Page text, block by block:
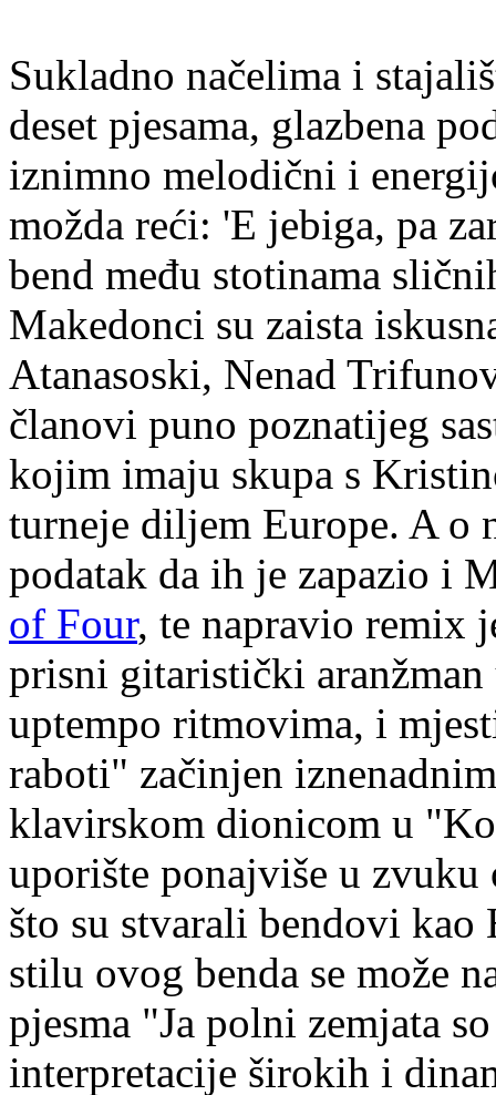
Sukladno načelima i
deset pjesama, glazbena
iznimno melodični i
možda reći: 'E jebiga, pa
bend među stotinama
Makedonci su zaista
Atanasoski, Nenad
članovi puno poznatijeg
kojim imaju skupa s
turneje diljem Europe. A
podatak da ih je zapazio i
of Four, te napravio remix
prisni gitaristički
uptempo ritmovima, i
raboti" začinjen
klavirskom dionicom u
uporište ponajviše u zvuku
što su stvarali bendovi
stilu ovog benda se može
pjesma "Ja polni zemjata
interpretacije širokih i